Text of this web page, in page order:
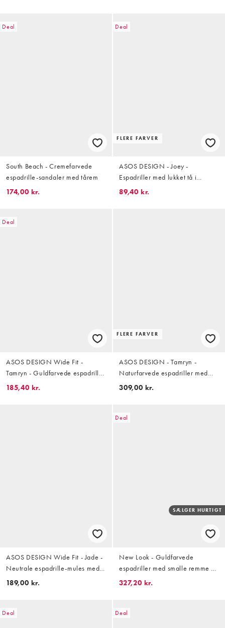
Deal
South Beach - Cremefarvede
espadrille-sandaler med tårem
174,00 kr.
Deal
FLERE FARVER
ASOS DESIGN - Joey -
Espadriller med lukket tå i
naturfarvet raffia
89,40 kr.
Deal
ASOS DESIGN Wide Fit -
Tamryn - Guldfarvede espadrille-
sandaler med kilehæl
185,40 kr.
FLERE FARVER
ASOS DESIGN - Tamryn -
Naturfarvede espadriller med
kilehæl
309,00 kr.
ASOS DESIGN Wide Fit - Jade -
Neutrale espadrille-mules med
knude
189,00 kr.
Deal
SÆLGER HURTIGT
New Look - Guldfarvede
espadriller med smalle remme og
kilehæl
327,20 kr.
Deal Deal